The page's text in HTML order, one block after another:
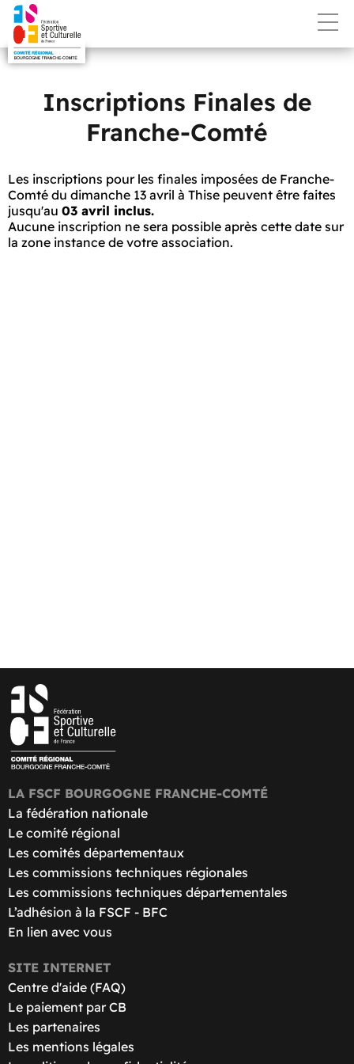
Inscriptions Finales de
Franche-Comté
Les inscriptions pour les finales imposées de Franche-
Comté du dimanche 13 avril à Thise peuvent être faites
jusqu'au 03 avril inclus.
Aucune inscription ne sera possible après cette date sur
la zone instance de votre association.
LA FSCF BOURGOGNE FRANCHE-COMTÉ
La fédération nationale
Le comité régional
Les comités départementaux
Les commissions techniques régionales
Les commissions techniques départementales
L’adhésion à la FSCF - BFC
En lien avec vous
SITE INTERNET
Centre d'aide (FAQ)
Le paiement par CB
Les partenaires
Les mentions légales